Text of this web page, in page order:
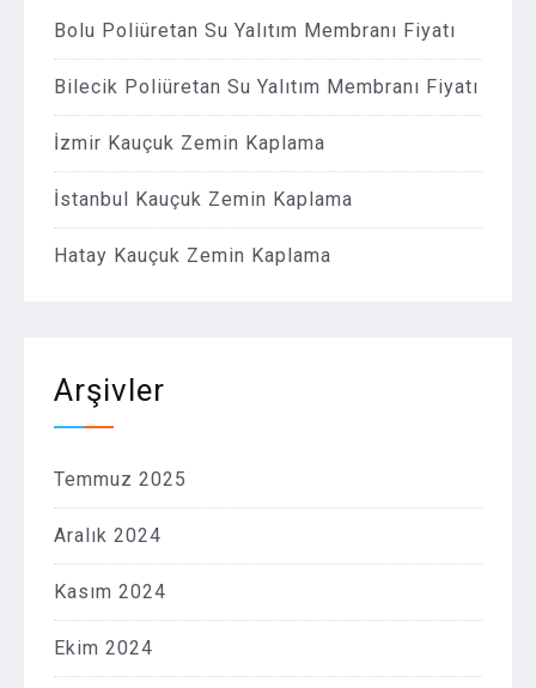
Bolu Poliüretan Su Yalıtım Membranı Fiyatı
Bilecik Poliüretan Su Yalıtım Membranı Fiyatı
İzmir Kauçuk Zemin Kaplama
İstanbul Kauçuk Zemin Kaplama
Hatay Kauçuk Zemin Kaplama
Arşivler
Temmuz 2025
Aralık 2024
Kasım 2024
Ekim 2024